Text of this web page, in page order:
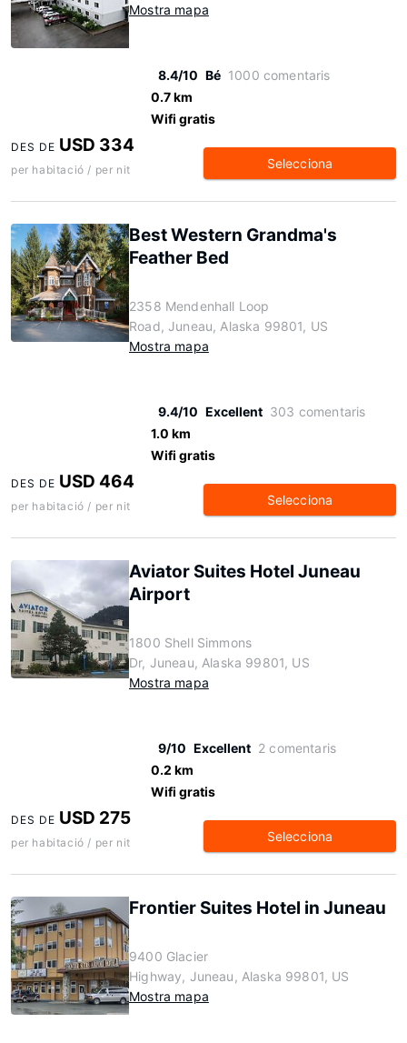
Mostra mapa
8.4/10 Bé 1000 comentaris
0.7 km
Wifi gratis
DES DE USD 334
per habitació / per nit Selecciona
Best Western Grandma's
Feather Bed
2358 Mendenhall Loop
Road, Juneau, Alaska 99801, US
Mostra mapa
9.4/10 Excellent 303 comentaris
1.0 km
Wifi gratis
DES DE USD 464
per habitació / per nit Selecciona
Aviator Suites Hotel Juneau
Airport
1800 Shell Simmons
Dr, Juneau, Alaska 99801, US
Mostra mapa
9/10 Excellent 2 comentaris
0.2 km
Wifi gratis
DES DE USD 275
per habitació / per nit Selecciona
Frontier Suites Hotel in Juneau
9400 Glacier
Highway, Juneau, Alaska 99801, US
Mostra mapa